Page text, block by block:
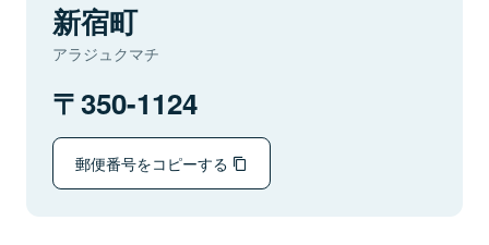
新宿町
アラジュクマチ
350-1124
郵便番号をコピーする